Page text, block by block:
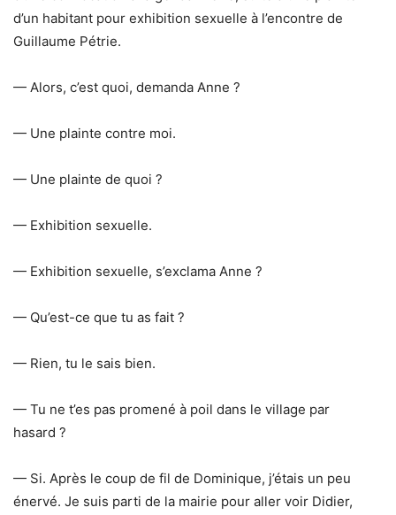
d’un habitant pour exhibition sexuelle à l’encontre de
Guillaume Pétrie.
— Alors, c’est quoi, demanda Anne ?
— Une plainte contre moi.
— Une plainte de quoi ?
— Exhibition sexuelle.
— Exhibition sexuelle, s’exclama Anne ?
— Qu’est-ce que tu as fait ?
— Rien, tu le sais bien.
— Tu ne t’es pas promené à poil dans le village par
hasard ?
— Si. Après le coup de fil de Dominique, j’étais un peu
énervé. Je suis parti de la mairie pour aller voir Didier,